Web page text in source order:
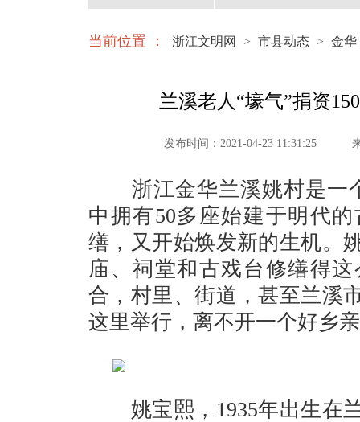
当前位置 ： 浙江文明网 > 市县动态 > 金华
兰溪老人“壕气”捐资
发布时间：2021-04-23 11:31:25
浙江金华兰溪姚村是一
中拥有50多座始建于明代
缮，又开始焕发新的生机。
庙、祠堂和古戏台修缮得
合，村里、街道，甚至兰溪
这里举行，离不开一个好乡
姚宝熙，1935年出生在兰